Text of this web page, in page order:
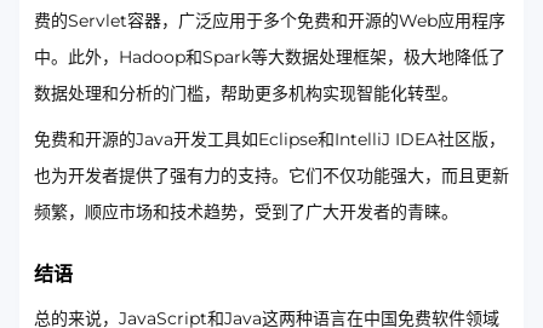
费的Servlet容器，广泛应用于多个免费和开源的Web应用程序
中。此外，Hadoop和Spark等大数据处理框架，极大地降低了
数据处理和分析的门槛，帮助更多机构实现智能化转型。
免费和开源的Java开发工具如Eclipse和IntelliJ IDEA社区版，
也为开发者提供了强有力的支持。它们不仅功能强大，而且更新
频繁，顺应市场和技术趋势，受到了广大开发者的青睐。
结语
总的来说，JavaScript和Java这两种语言在中国免费软件领域